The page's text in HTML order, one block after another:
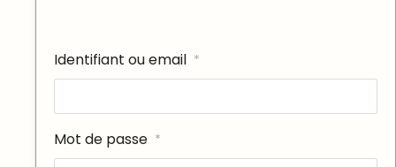
Identifiant ou email *
Mot de passe *